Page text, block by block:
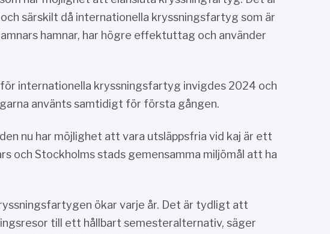
särskilt då internationella kryssningsfartyg som är
hamnar, har högre effektuttag och använder
internationella kryssningsfartyg invigdes 2024 och
använts samtidigt för första gången.
nu har möjlighet att vara utsläppsfria vid kaj är ett
och Stockholms stads gemensamma miljömål att ha
ökar varje år. Det är tydligt att
till ett hållbart semesteralternativ, säger